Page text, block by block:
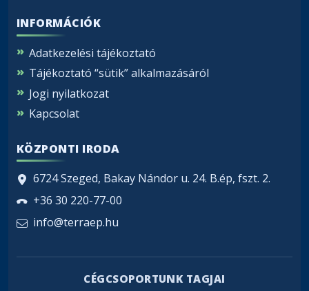
INFORMÁCIÓK
Adatkezelési tájékoztató
Tájékoztató “sütik” alkalmazásáról
Jogi nyilatkozat
Kapcsolat
KÖZPONTI IRODA
6724 Szeged, Bakay Nándor u. 24. B.ép, fszt. 2.
+36 30 220-77-00
info@terraep.hu
CÉGCSOPORTUNK TAGJAI